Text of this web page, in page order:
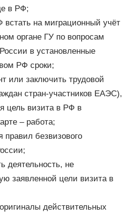
в РФ;
встать на миграционный учёт
органе ГУ по вопросам
в установленные
РФ сроки;
или заключить трудовой
стран-участников ЕАЭС),
цель визита в РФ в
– работа;
правил безвизового
деятельность, не
заявленной цели визита в
действительных